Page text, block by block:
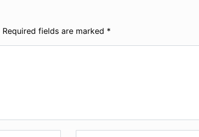
Required fields are marked *